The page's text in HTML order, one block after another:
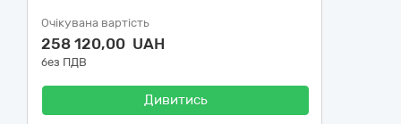
Очікувана вартість
258 120,00 UAH
без ПДВ
Дивитись